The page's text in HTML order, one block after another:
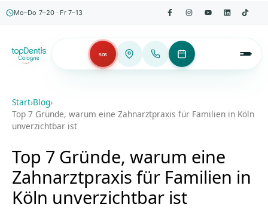
Mo–Do 7–20 · Fr 7–13
SOS
Start›Blog›
Top 7 Gründe, warum eine Zahnarztpraxis für Familien in Köln
unverzichtbar ist
Top 7 Gründe, warum eine
Zahnarztpraxis für Familien in
Köln unverzichtbar ist